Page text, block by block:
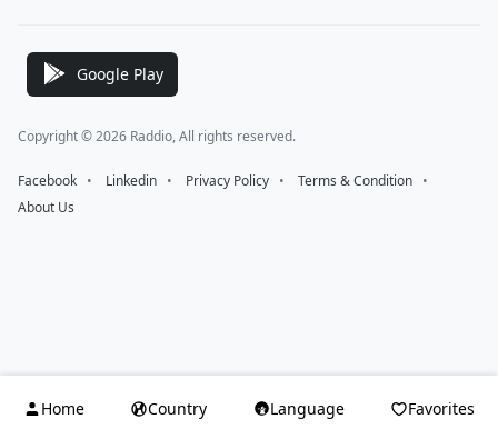
Google Play
Copyright © 2026 Raddio, All rights reserved.
Facebook ⠀•⠀ Linkedin ⠀•⠀ Privacy Policy ⠀•⠀ Terms & Condition ⠀•⠀
About Us
Home Country Language Favorites